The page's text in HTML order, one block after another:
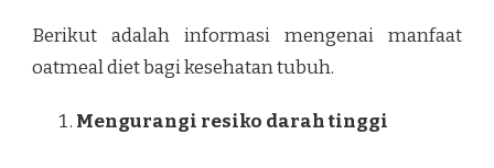
Berikut adalah informasi mengenai manfaat
oatmeal diet bagi kesehatan tubuh.
Mengurangi resiko darah tinggi